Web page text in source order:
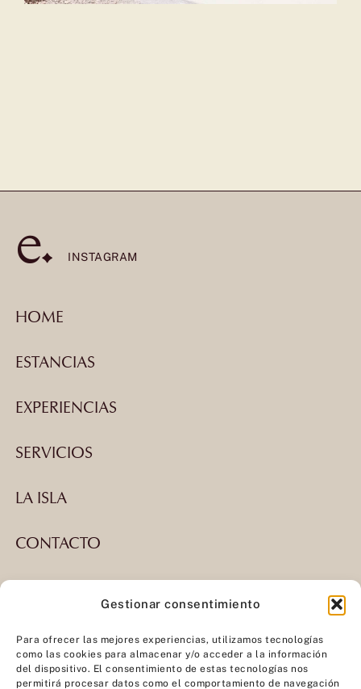
Gestionar consentimiento
Para ofrecer las mejores experiencias, utilizamos tecnologías
como las cookies para almacenar y/o acceder a la información
del dispositivo. El consentimiento de estas tecnologías nos
permitirá procesar datos como el comportamiento de navegación
INSTAGRAM
HOME
ESTANCIAS
EXPERIENCIAS
SERVICIOS
LA ISLA
CONTACTO
Inglés